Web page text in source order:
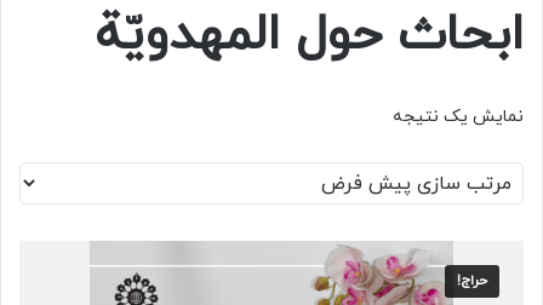
ابحاث حول المهدويّة
نمایش یک نتیجه
حراج!